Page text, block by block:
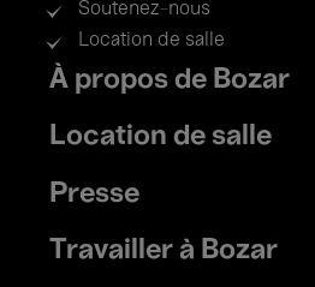
Soutenez-nous
Location de salle
Footer
menu
À propos de Bozar
Location de salle
Presse
Travailler à Bozar